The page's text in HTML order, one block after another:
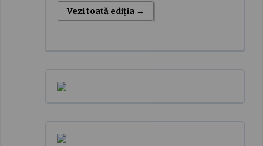
Vezi toată ediția →